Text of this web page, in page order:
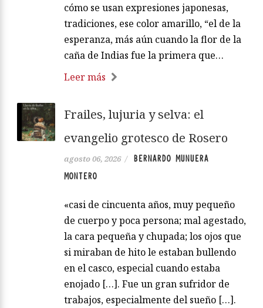
cómo se usan expresiones japonesas,
tradiciones, ese color amarillo, “el de la
esperanza, más aún cuando la flor de la
caña de Indias fue la primera que…
Leer más
Frailes, lujuria y selva: el
evangelio grotesco de Rosero
agosto 06, 2026 /
BERNARDO MUNUERA
MONTERO
«casi de cincuenta años, muy pequeño
de cuerpo y poca persona; mal agestado,
la cara pequeña y chupada; los ojos que
si miraban de hito le estaban bullendo
en el casco, especial cuando estaba
enojado […]. Fue un gran sufridor de
trabajos, especialmente del sueño […].